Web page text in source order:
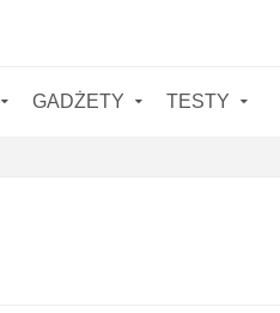
GADŻETY TESTY